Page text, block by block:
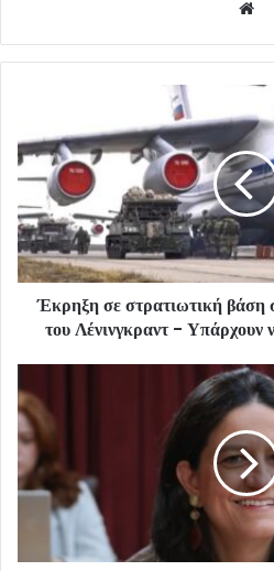
Έκρηξη σε στρατιωτική βάση
του Λένινγκραντ - Υπάρχουν